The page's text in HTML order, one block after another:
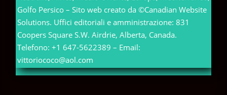
Golfo Persico – Sito web creato da ©Canadian Website
Solutions. Uffici editoriali e amministrazione: 831
Coopers Square S.W. Airdrie, Alberta, Canada.
Telefono: +1 647-5622389 – Email:
vittoriococo@aol.com